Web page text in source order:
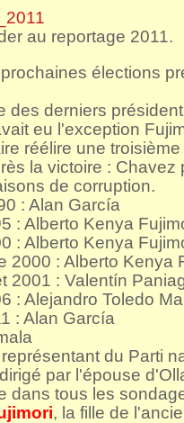
au reportage 2011.
élections
des derniers
eu l'exception
réélire une
la victoire : Chavez
de corruption.
: Alan García
: Alberto Kenya
: Alberto Kenya
2000 : Alberto Kenya
2001 : Valentín
: Alejandro Toledo
: Alan García
du Parti
par l'épouse
dans tous les
, la fille de